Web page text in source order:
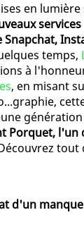
en
temps,
à
, en misant
Porquet, l'un
tout
d'un